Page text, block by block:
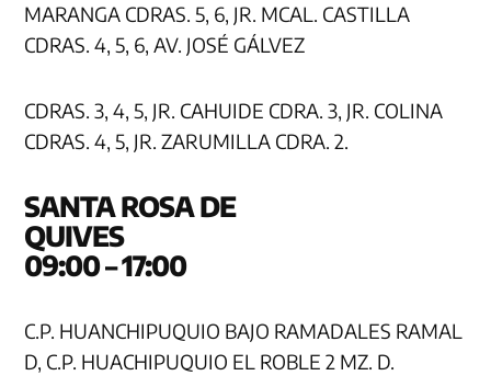
MARANGA CDRAS. 5, 6, JR. MCAL. CASTILLA
CDRAS. 4, 5, 6, AV. JOSÉ GÁLVEZ
CDRAS. 3, 4, 5, JR. CAHUIDE CDRA. 3, JR. COLINA
CDRAS. 4, 5, JR. ZARUMILLA CDRA. 2.
SANTA ROSA DE
09:00 – 17:00
C.P. HUANCHIPUQUIO BAJO RAMADALES RAMAL
D, C.P. HUACHIPUQUIO EL ROBLE 2 MZ. D.